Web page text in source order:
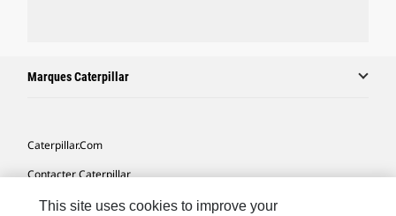
Marques Caterpillar
Caterpillar.com
Contacter Caterpillar
Mes Préférences Marketing
This site uses cookies to improve your